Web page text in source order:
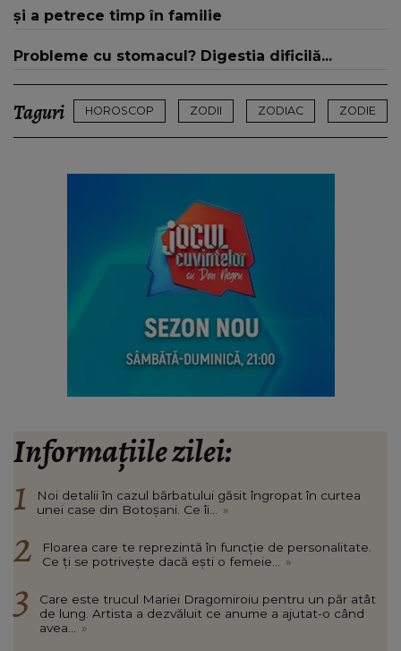
și a petrece timp în familie
Probleme cu stomacul? Digestia dificilă...
Taguri HOROSCOP ZODII ZODIAC ZODIE
Informațiile zilei:
Noi detalii în cazul bărbatului găsit îngropat în curtea
unei case din Botoșani. Ce îi...
»
Floarea care te reprezintă în funcție de personalitate.
Ce ți se potrivește dacă ești o femeie...
»
Care este trucul Mariei Dragomiroiu pentru un păr atât
de lung. Artista a dezvăluit ce anume a ajutat-o când
avea...
»